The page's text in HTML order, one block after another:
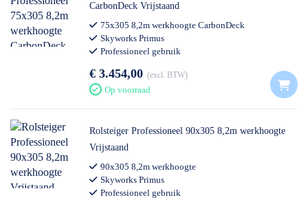
CarbonDeck Vrijstaand
75x305 8,2m werkhoogte CarbonDeck
Skyworks Primus
Professioneel gebruik
€ 3.454,00 excl. BTW
Op voorraad
Rolsteiger Professioneel 90x305 8,2m werkhoogte
Vrijstaand
90x305 8,2m werkhoogte
Skyworks Primus
Professioneel gebruik